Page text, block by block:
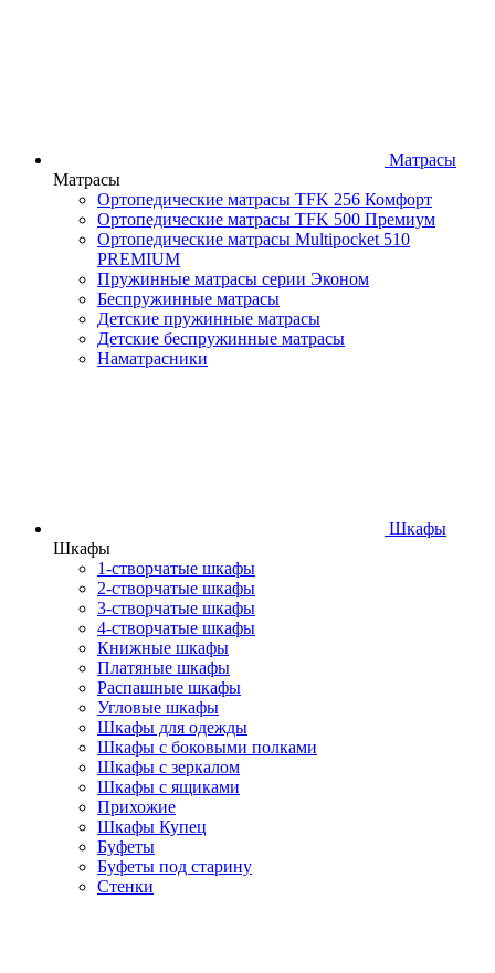
Матрасы
Матрасы
Ортопедические матрасы TFK 256 Комфорт
Ортопедические матрасы TFK 500 Премиум
Ортопедические матрасы Multipocket 510
PREMIUM
Пружинные матрасы серии Эконом
Беспружинные матрасы
Детские пружинные матрасы
Детские беспружинные матрасы
Наматрасники
Шкафы
Шкафы
1-створчатые шкафы
2-створчатые шкафы
3-створчатые шкафы
4-створчатые шкафы
Книжные шкафы
Платяные шкафы
Распашные шкафы
Угловые шкафы
Шкафы для одежды
Шкафы с боковыми полками
Шкафы с зеркалом
Шкафы с ящиками
Прихожие
Шкафы Купец
Буфеты
Буфеты под старину
Стенки